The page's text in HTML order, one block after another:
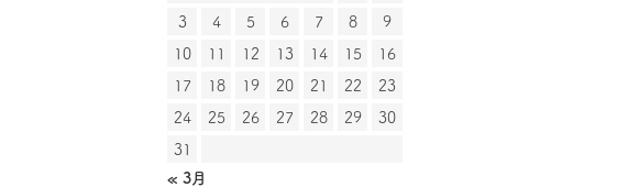
« 3月
3 4 5 6 7 8 9
10 11 12 13 14 15 16
17 18 19 20 21 22 23
24 25 26 27 28 29 30
31